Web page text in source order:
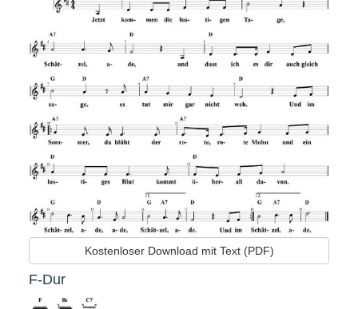
Kostenloser Download mit Text (PDF)
F-Dur